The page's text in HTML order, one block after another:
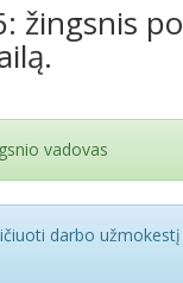
žingsnis po
vadovas
darbo užmokestį